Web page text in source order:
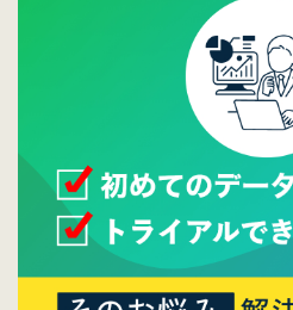
しました。⇒
ウ
Facebookページ
ら。
ウレコンサイト